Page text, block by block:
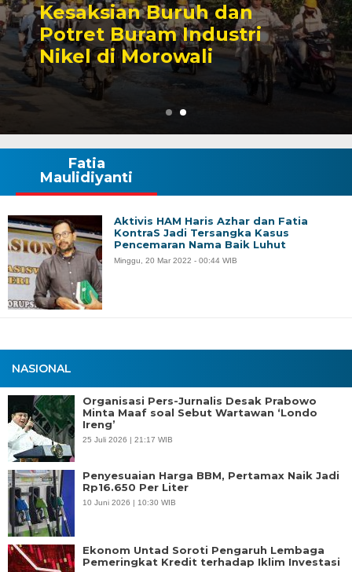
dan
Sengketa
Tambang yang
Karier Politik
NASIONAL
Organisasi Pers-Jurnalis Desak Prabowo
Minta Maaf soal Sebut Wartawan ‘Londo
Ireng’
25 Juli 2026 | 21:17 WIB
Penyesuaian Harga BBM, Pertamax Naik Jadi
Rp16.650 Per Liter
10 Juni 2026 | 10:30 WIB
Ekonom Untad Soroti Pengaruh Lembaga
Pemeringkat Kredit terhadap Iklim Investasi
Fatia
Maulidiyanti
Aktivis HAM Haris Azhar dan Fatia
KontraS Jadi Tersangka Kasus
Pencemaran Nama Baik Luhut
Minggu, 20 Mar 2022 - 00:44 WIB